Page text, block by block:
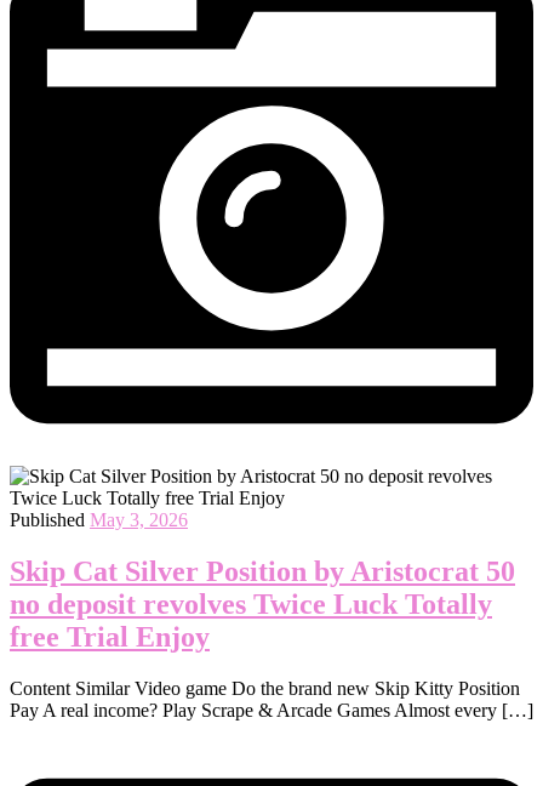
Published May 3, 2026
Skip Cat Silver Position by Aristocrat 50
no deposit revolves Twice Luck Totally
free Trial Enjoy
Content Similar Video game Do the brand new Skip Kitty Position
Pay A real income? Play Scrape & Arcade Games Almost every […]